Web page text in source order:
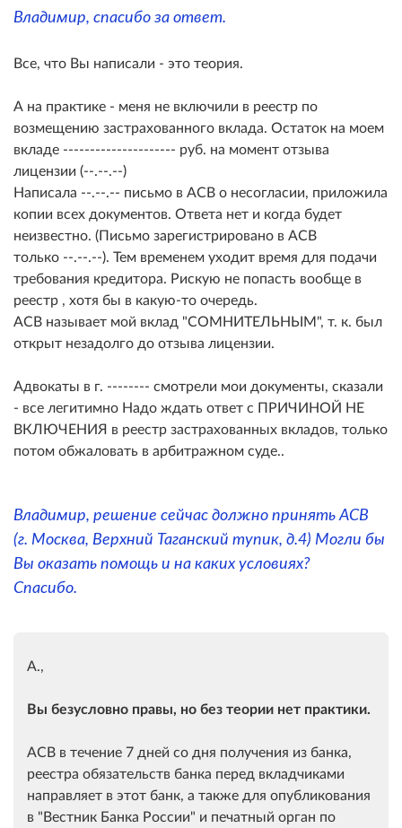
Владимир, спасибо за ответ.
Все, что Вы написали - это теория.
А на практике - меня не включили в реестр по
возмещению застрахованного вклада. Остаток на моем
вкладе --------------------- руб. на момент отзыва
лицензии (--.--.--)
Написала --.--.-- письмо в АСВ о несогласии, приложила
копии всех документов. Ответа нет и когда будет
неизвестно. (Письмо зарегистрировано в АСВ
только --.--.--). Тем временем уходит время для подачи
требования кредитора. Рискую не попасть вообще в
реестр , хотя бы в какую-то очередь.
АСВ называет мой вклад "СОМНИТЕЛЬНЫМ", т. к. был
открыт незадолго до отзыва лицензии.
Адвокаты в г. -------- смотрели мои документы, сказали
- все легитимно Надо ждать ответ с ПРИЧИНОЙ НЕ
ВКЛЮЧЕНИЯ в реестр застрахованных вкладов, только
потом обжаловать в арбитражном суде..
Владимир, решение сейчас должно принять АСВ
(г. Москва, Верхний Таганский тупик, д.4) Могли бы
Вы оказать помощь и на каких условиях?
Спасибо.
А.,
Вы безусловно правы, но без теории нет практики.
АСВ в течение 7 дней со дня получения из банка,
реестра обязательств банка перед вкладчиками
направляет в этот банк, а также для опубликования
в "Вестник Банка России" и печатный орган по